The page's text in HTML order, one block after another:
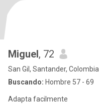
Miguel, 72
San Gil, Santander, Colombia
Buscando: Hombre 57 - 69
Adapta facilmente